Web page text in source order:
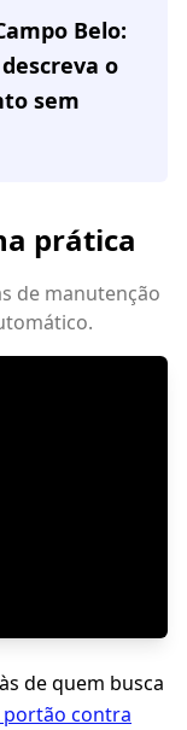
Belo:
o
sem
prática
de manutenção
de quem busca
contra